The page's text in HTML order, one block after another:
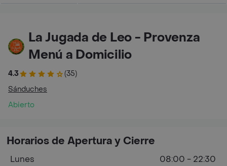
La Jugada de Leo - Provenza
Menú a Domicilio
4.3
(35)
Sánduches
Abierto
Horarios de Apertura y Cierre
Lunes
08:00 - 22:30